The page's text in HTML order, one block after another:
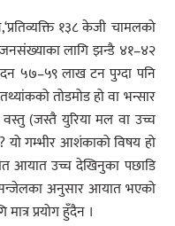
१३८ केजी चामलको
लागि झन्डै ४१–४२
५७–५९ लाख टन पुग्दा पनि
तोडमोड हो वा भन्सार
(जस्तै युरिया मल वा उच्च
यो गम्भीर आशंकाको विषय हो
आयात उच्च देखिनुका पछाडि
अनुसार आयात भएको
प्रयोग हुँदैन ।